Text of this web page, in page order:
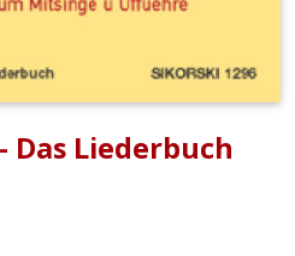
Das Liederbuch